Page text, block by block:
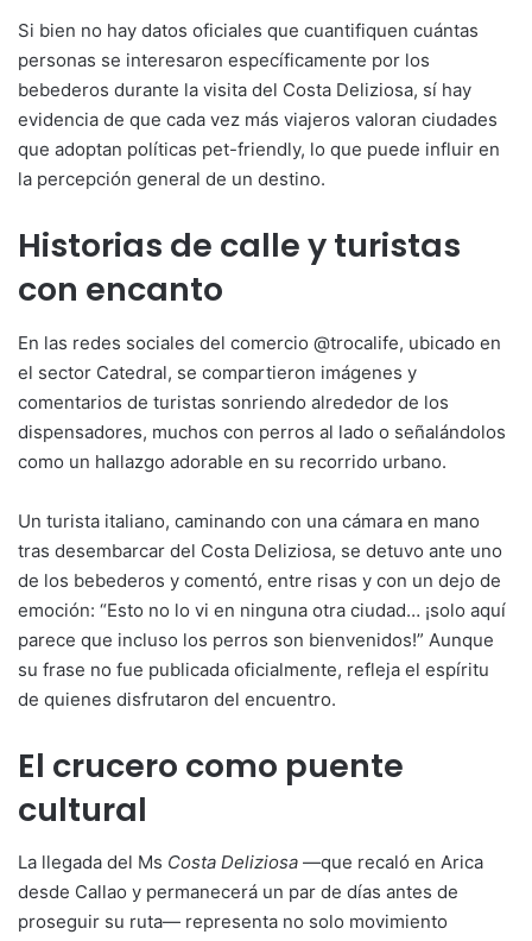
Si bien no hay datos oficiales que cuantifiquen cuántas
personas se interesaron específicamente por los
bebederos durante la visita del Costa Deliziosa, sí hay
evidencia de que cada vez más viajeros valoran ciudades
que adoptan políticas pet-friendly, lo que puede influir en
la percepción general de un destino.
Historias de calle y turistas
con encanto
En las redes sociales del comercio @trocalife, ubicado en
el sector Catedral, se compartieron imágenes y
comentarios de turistas sonriendo alrededor de los
dispensadores, muchos con perros al lado o señalándolos
como un hallazgo adorable en su recorrido urbano.
Un turista italiano, caminando con una cámara en mano
tras desembarcar del Costa Deliziosa, se detuvo ante uno
de los bebederos y comentó, entre risas y con un dejo de
emoción: “Esto no lo vi en ninguna otra ciudad… ¡solo aquí
parece que incluso los perros son bienvenidos!” Aunque
su frase no fue publicada oficialmente, refleja el espíritu
de quienes disfrutaron del encuentro.
El crucero como puente
cultural
La llegada del Ms Costa Deliziosa —que recaló en Arica
desde Callao y permanecerá un par de días antes de
proseguir su ruta— representa no solo movimiento